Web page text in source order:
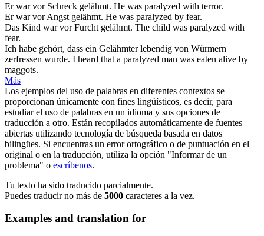
Er war vor Schreck gelähmt. He was paralyzed with terror.
Er war vor Angst gelähmt. He was paralyzed by fear.
Das Kind war vor Furcht gelähmt. The child was paralyzed with
fear.
Ich habe gehört, dass ein Gelähmterlebendig von Würmern
zerfressen wurde. I heard that a paralyzed man was eaten alive by
maggots.
Más
Los ejemplos del uso de palabras en diferentes contextos se
proporcionan únicamente con fines lingüísticos, es decir, para
estudiar el uso de palabras en un idioma y sus opciones de
traducción a otro. Están recopilados automáticamente de fuentes
abiertas utilizando tecnología de búsqueda basada en datos
bilingües. Si encuentras un error ortográfico o de puntuación en el
original o en la traducción, utiliza la opción "Informar de un
problema" o escríbenos.
Tu texto ha sido traducido parcialmente.
Puedes traducir no más de 5000 caracteres a la vez.
Examples and translation for